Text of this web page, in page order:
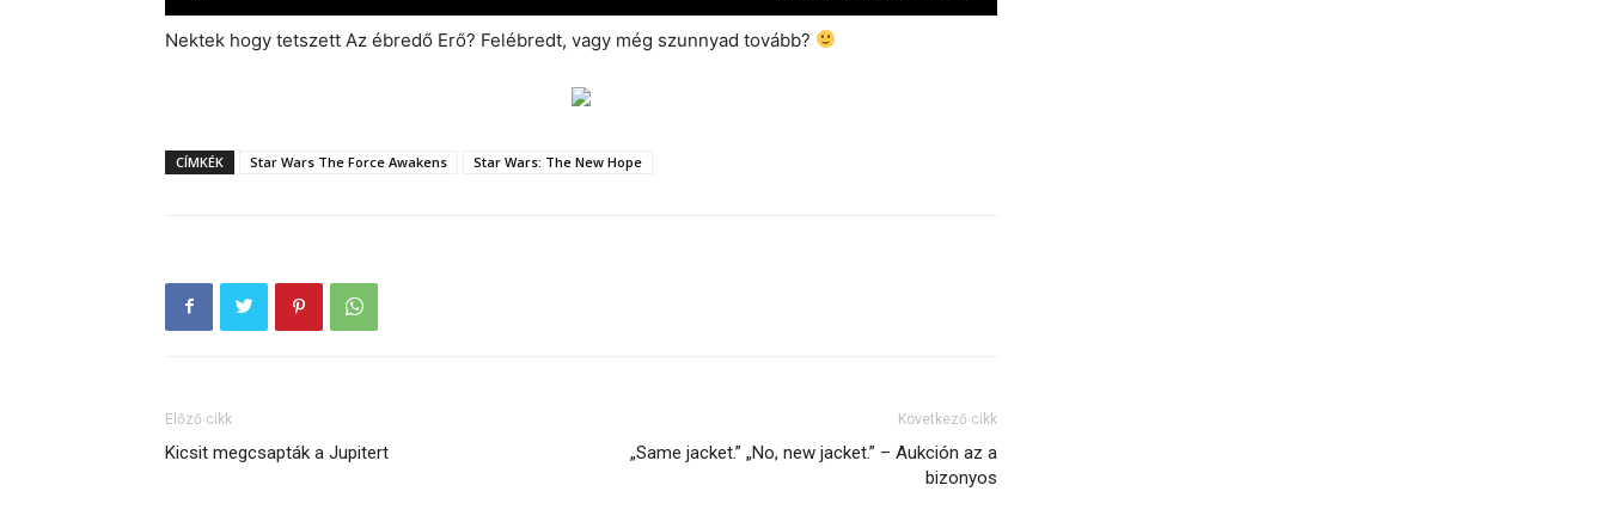
Nektek hogy tetszett Az ébredő Erő? Felébredt, vagy még szunnyad tovább?
CÍMKÉK Star Wars The Force Awakens Star Wars: The New Hope
Előző cikk
Kicsit megcsapták a Jupitert
Következő cikk
„Same jacket.” „No, new jacket.” – Aukción az a
bizonyos